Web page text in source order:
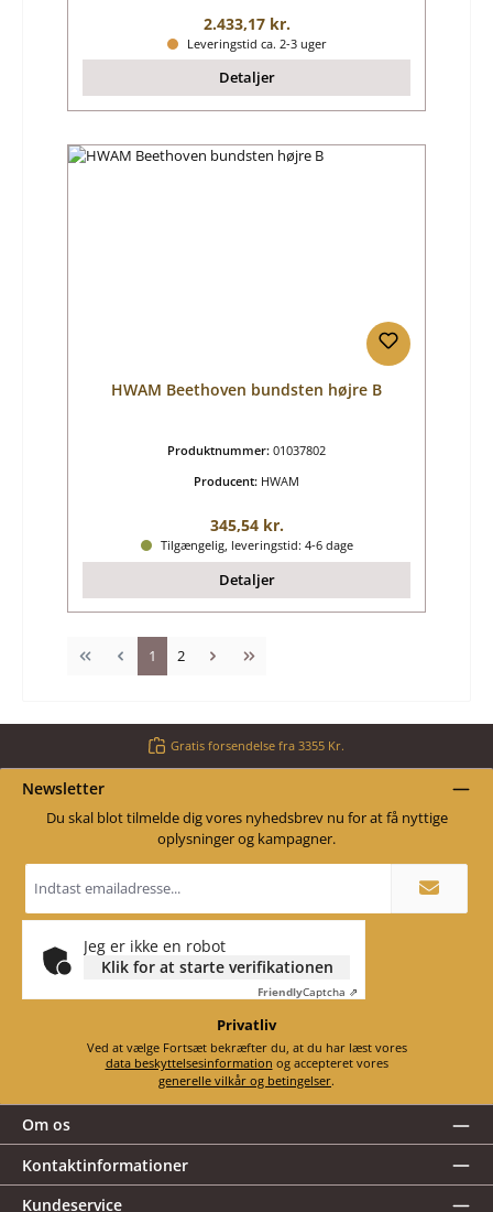
Almindelig pris:
2.433,17 kr.
Leveringstid ca. 2-3 uger
Detaljer
HWAM Beethoven bundsten højre B
Produktnummer: 01037802
Producent: HWAM
Almindelig pris:
345,54 kr.
Tilgængelig, leveringstid: 4-6 dage
Detaljer
Side
1 Side
2
Gratis forsendelse fra 3355 Kr.
Newsletter
Du skal blot tilmelde dig vores nyhedsbrev nu for at få nyttige
oplysninger og kampagner.
adresse
Jeg er ikke en robot
Klik for at starte verifikationen
FriendlyCaptcha ⇗
Privatliv
Ved at vælge Fortsæt bekræfter du, at du har læst vores
data beskyttelsesinformation
og accepteret vores
generelle vilkår og betingelser.
Om os
Kontaktinformationer
Kundeservice